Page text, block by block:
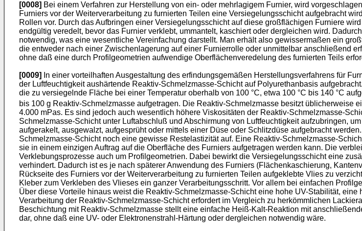
[0008] Bei einem Verfahren zur Herstellung von ein- oder mehrlagigem Furnier, wird
Furniers vor der Weiterverarbeitung zu furnierten Teilen eine Versiegelungsschicht aufgebracht
Rollen vor. Durch das Aufbringen einer Versiegelungsschicht auf diese großflächigen Furniere
endgültig veredelt, bevor das Furnier verklebt, ummantelt, kaschiert oder dergleichen wird.
notwendig, was eine wesentliche Vereinfachung darstellt. Man erhält also gewissermaßen ein
die entweder nach einer Zwischenlagerung auf einer Furnierrolle oder unmittelbar anschließend
ohne daß eine durch Profilgeometrien aufwendige Oberflächenveredelung des furnierten Teils
[0009]
In einer vorteilhaften Ausgestaltung des erfindungsgemäßen Herstellungsverfahrens für
der Luftfeuchtigkeit aushärtende Reaktiv-Schmelzmasse-Schicht auf Polyurethanbasis
die zu versiegelnde Fläche bei einer Temperatur oberhalb von 100 °C, etwa 100 °C bis 140 °C
bis 100 g Reaktiv-Schmelzmasse aufgetragen. Die Reaktiv-Schmelzmasse besitzt üblicherweise
4.000 mPas. Es sind jedoch auch wesentlich höhere Viskositäten der Reaktiv-Schmelzmasse-
Schmelzmasse-Schicht unter Luftabschluß und Abschirmung von Luftfeuchtigkeit aufzubringen,
aufgerakelt, ausgewalzt, aufgesprüht oder mittels einer Düse oder Schlitzdüse aufgebracht
Schmelzmasse-Schicht noch eine gewisse Restelastizität auf. Eine Reaktiv-Schmelzmasse-
sie in einem einzigen Auftrag auf die Oberfläche des Furniers aufgetragen werden kann. Die
Verklebungsprozesse auch um Profilgeometrien. Dabei bewirkt die Versiegelungsschicht eine
verhindert. Dadurch ist es je nach späterer Anwendung des Furniers (Flächenkaschierung,
Rückseite des Furniers vor der Weiterverarbeitung zu furnierten Teilen aufgeklebte Vlies zu
Kleber zum Verkleben des Vlieses ein ganzer Verarbeitungsschritt. Vor allem bei einfachen
Über diese Vorteile hinaus weist die Reaktiv-Schmelzmasse-Schicht eine hohe UV-Stabilität,
Verarbeitung der Reaktiv-Schmelzmasse-Schicht erfordert im Vergleich zu herkömmlichen
Beschichtung mit Reaktiv-Schmelzmasse stellt eine einfache Heiß-Kalt-Reaktion mit
dar, ohne daß eine UV- oder Elektronenstrahl-Härtung oder dergleichen notwendig wäre.